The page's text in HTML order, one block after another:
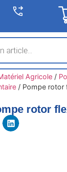
Agricole/
/ Pompe rotor
rotor